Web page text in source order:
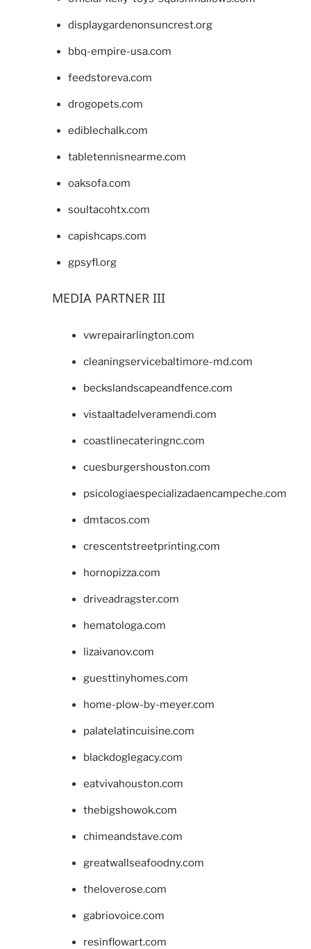
displaygardenonsuncrest.org
bbq-empire-usa.com
feedstoreva.com
drogopets.com
ediblechalk.com
tabletennisnearme.com
oaksofa.com
soultacohtx.com
capishcaps.com
gpsyfl.org
MEDIA PARTNER III
vwrepairarlington.com
cleaningservicebaltimore-md.com
beckslandscapeandfence.com
vistaaltadelveramendi.com
coastlinecateringnc.com
cuesburgershouston.com
psicologiaespecializadaencampeche.com
dmtacos.com
crescentstreetprinting.com
hornopizza.com
driveadragster.com
hematologa.com
lizaivanov.com
guesttinyhomes.com
home-plow-by-meyer.com
palatelatincuisine.com
blackdoglegacy.com
eatvivahouston.com
thebigshowok.com
chimeandstave.com
greatwallseafoodny.com
theloverose.com
gabriovoice.com
resinflowart.com